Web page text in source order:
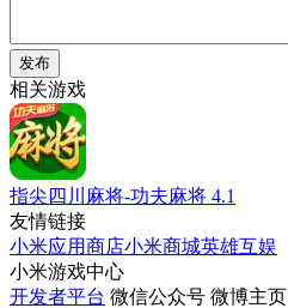
发布
相关游戏
指尖四川麻将-功夫麻将 4.1
友情链接
小米应用商店小米商城英雄互娱
小米游戏中心
开发者平台 微信公众号 微博主页